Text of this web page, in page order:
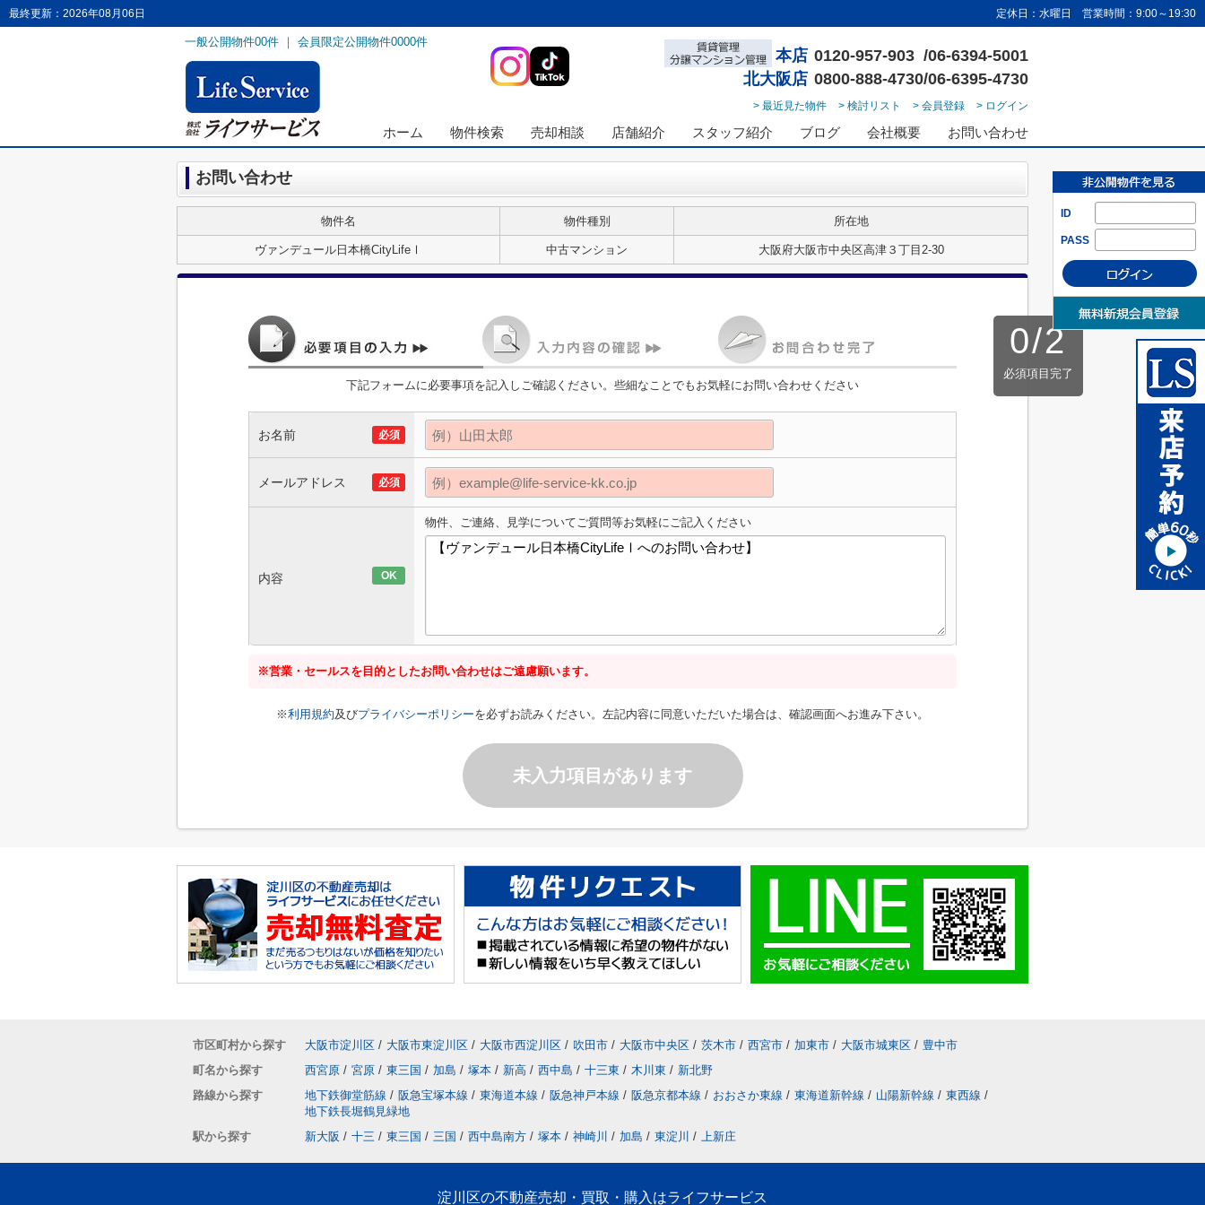
最終更新：2026年08月06日 定休日：水曜日 営業時間：9:00～19:30
一般公開物件00件 ｜ 会員限定公開物件0000件
本店 0120-957-903 /06-6394-5001
北大阪店 0800-888-4730/06-6395-4730
> 最近見た物件 > 検討リスト > 会員登録 > ログイン
ホーム 物件検索 売却相談 店舗紹介 スタッフ紹介 ブログ 会社概要 お問い合わせ
ID
PASS
お問い合わせ
物件名 物件種別 所在地
ヴァンデュール日本橋CityLifeⅠ 中古マンション 大阪府大阪市中央区高津３丁目2-30
0/2
必須項目完了
下記フォームに必要事項を記入しご確認ください。些細なことでもお気軽にお問い合わせください
お名前 必須
メールアドレス 必須
内容 OK
物件、ご連絡、見学についてご質問等お気軽にご記入ください
※営業・セールスを目的としたお問い合わせはご遠慮願います。
※利用規約及びプライバシーポリシーを必ずお読みください。左記内容に同意いただいた場合は、確認画面へお進み下さい。
未入力項目があります
市区町村から探す 大阪市淀川区 / 大阪市東淀川区 / 大阪市西淀川区 / 吹田市 / 大阪市中央区 / 茨木市 / 西宮市 / 加東市 / 大阪市城東区 / 豊中市
町名から探す
西宮原 / 宮原 / 東三国 / 加島 / 塚本 / 新高 / 西中島 / 十三東 / 木川東 / 新北野
路線から探す
地下鉄御堂筋線 / 阪急宝塚本線 / 東海道本線 / 阪急神戸本線 / 阪急京都本線 / おおさか東線 / 東海道新幹線 / 山陽新幹線 / 東西線 /
地下鉄長堀鶴見緑地
駅から探す
新大阪 / 十三 / 東三国 / 三国 / 西中島南方 / 塚本 / 神崎川 / 加島 / 東淀川 / 上新庄
淀川区の不動産売却・買取・購入はライフサービス